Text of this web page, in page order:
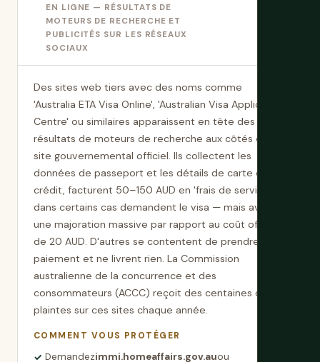
EN LIGNE — RÉSULTATS DE
MOTEURS DE RECHERCHE ET
PUBLICITÉS SUR LES RÉSEAUX
SOCIAUX
Des sites web tiers avec des noms comme
'Australia ETA Visa Online', 'Australian Visa Application
Centre' ou similaires apparaissent en tête des
résultats de moteurs de recherche aux côtés du
site gouvernemental officiel. Ils collectent les
données de passeport et les détails de carte de
crédit, facturent 50–150 AUD en 'frais de service' et
dans certains cas demandent le visa — mais avec
une majoration massive par rapport au coût officiel
de 20 AUD. D'autres se contentent de prendre le
paiement et ne livrent rien. La Commission
australienne de la concurrence et des
consommateurs (ACCC) reçoit des centaines de
plaintes sur ces sites chaque année.
COMMENT VOUS PROTÉGER
Demandezimmi.homeaffairs.gov.auou